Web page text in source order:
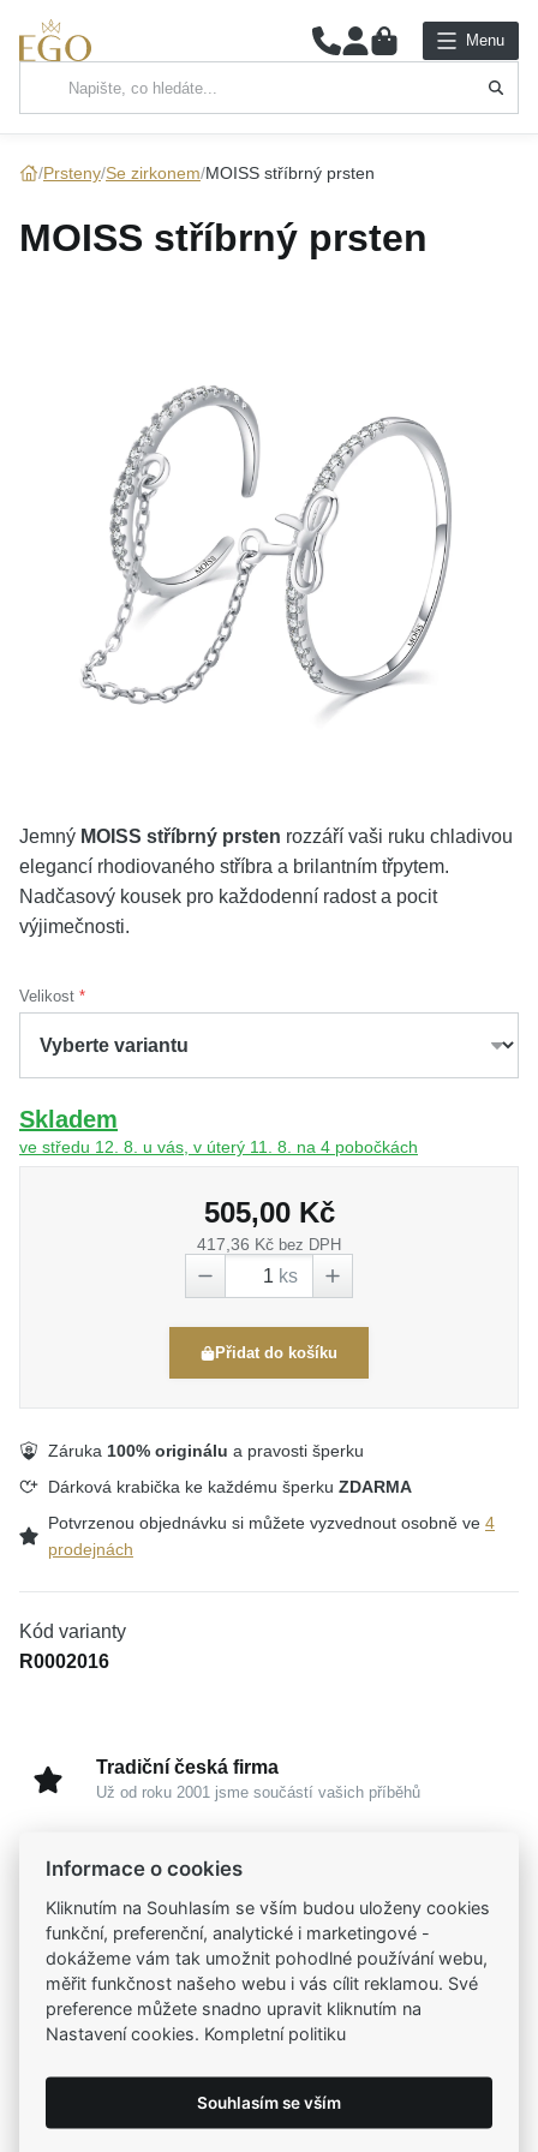
0 Menu
Hlavní kategorie
KOLEKCE
O NÁS
Prsteny Se zirkonem MOISS stříbrný prsten
MOISS stříbrný prsten
Jemný MOISS stříbrný prsten rozzáří vaši ruku chladivou
elegancí rhodiovaného stříbra a brilantním třpytem.
Nadčasový kousek pro každodenní radost a pocit
výjimečnosti.
Velikost
Skladem
ve středu 12. 8. u vás, v úterý 11. 8. na 4 pobočkách
505,00 Kč
417,36 Kč bez DPH
ks
Přidat do košíku
Záruka 100% originálu a pravosti šperku
Dárková krabička ke každému šperku ZDARMA
Potvrzenou objednávku si můžete vyzvednout osobně ve 4
prodejnách
Kód varianty
R0002016
Tradiční česká firma
Už od roku 2001 jsme součástí vašich příběhů
Široký výběr produktů
Garance vysoké kvality
Certifikáty původu a kvality k vybraným šperkům
Zastavte se do jedné z našich4 prodejen
Informace o cookies
Kliknutím na Souhlasím se vším budou uloženy cookies
funkční, preferenční, analytické i marketingové -
dokážeme vám tak umožnit pohodlné používání webu,
měřit funkčnost našeho webu i vás cílit reklamou. Své
preference můžete snadno upravit kliknutím na
Nastavení cookies. Kompletní politiku
Souhlasím se vším